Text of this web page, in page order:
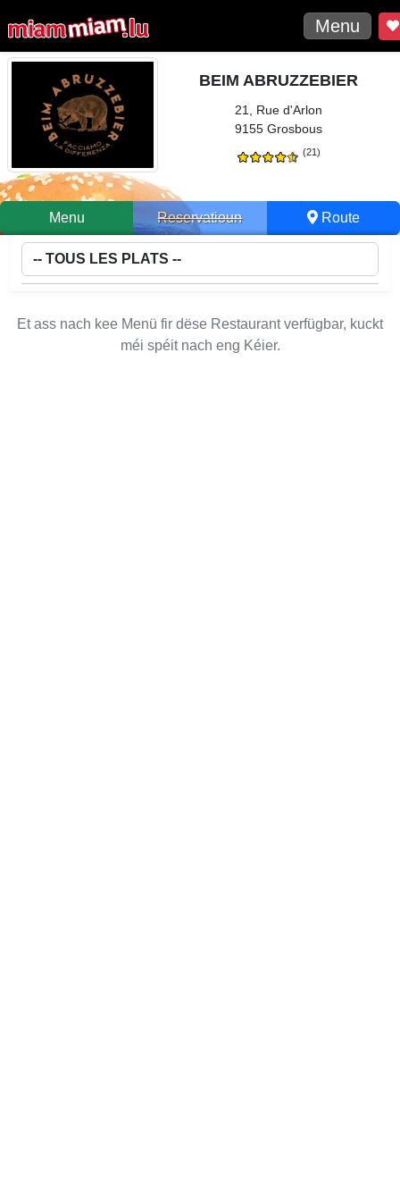
Menu
BEIM ABRUZZEBIER
21, Rue d'Arlon
9155 Grosbous
(21)
Menu Reservatioun Route
Et ass nach kee Menü fir dëse Restaurant verfügbar, kuckt
méi spéit nach eng Kéier.